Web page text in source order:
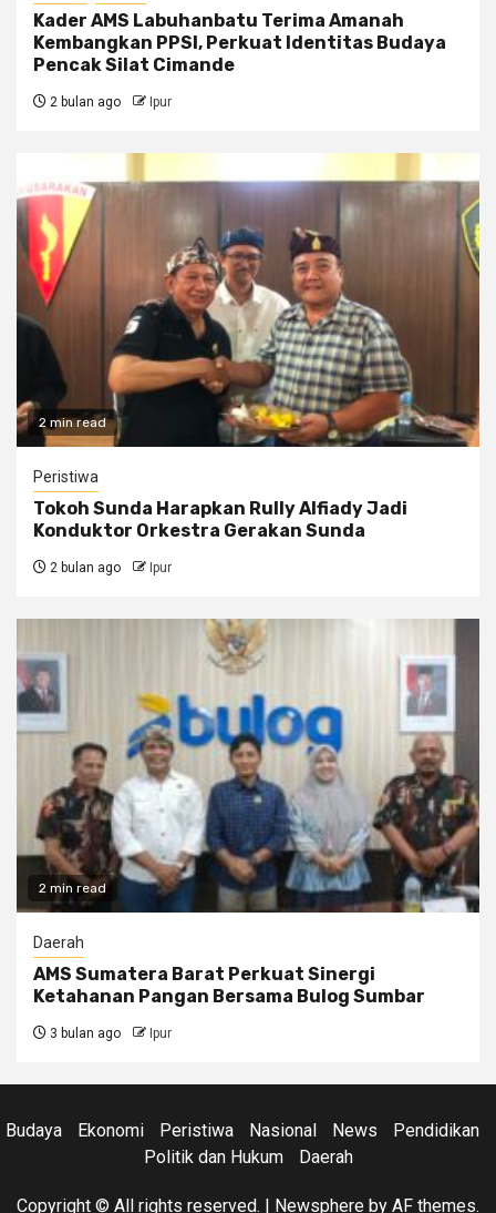
Kader AMS Labuhanbatu Terima Amanah
Kembangkan PPSI, Perkuat Identitas Budaya
Pencak Silat Cimande
2 bulan ago Ipur
2 min read
Peristiwa
Tokoh Sunda Harapkan Rully Alfiady Jadi
Konduktor Orkestra Gerakan Sunda
2 bulan ago Ipur
2 min read
Daerah
AMS Sumatera Barat Perkuat Sinergi
Ketahanan Pangan Bersama Bulog Sumbar
3 bulan ago Ipur
Budaya Ekonomi Peristiwa Nasional News
Pendidikan
Politik dan Hukum
Daerah
Copyright © All rights reserved. Newsphere by AF themes.